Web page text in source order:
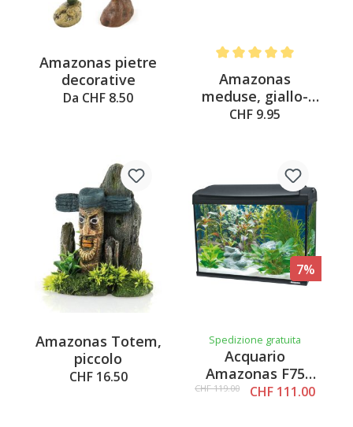
Amazonas pietre
decorative
Da CHF 8.50
Amazonas
meduse, giallo-
viola
CHF 9.95
Amazonas Totem,
piccolo
CHF 16.50
7%
Spedizione gratuita
Acquario
Amazonas F75
nero
CHF 119.00 CHF 111.00